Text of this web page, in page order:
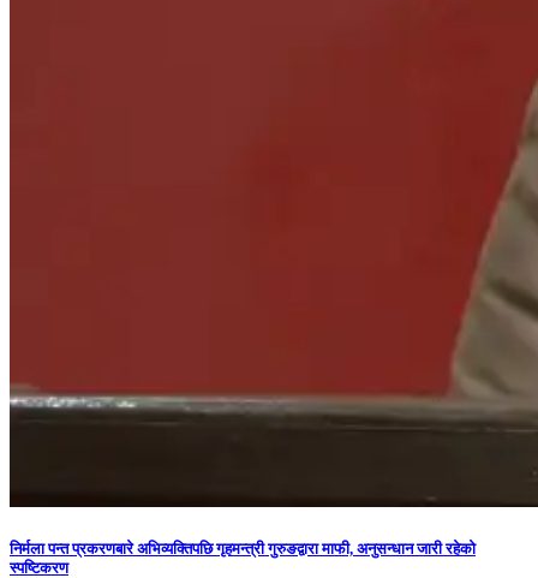
निर्मला पन्त प्रकरणबारे अभिव्यक्तिपछि गृहमन्त्री गुरुङद्वारा माफी, अनुसन्धान जारी रहेको
स्पष्टिकरण